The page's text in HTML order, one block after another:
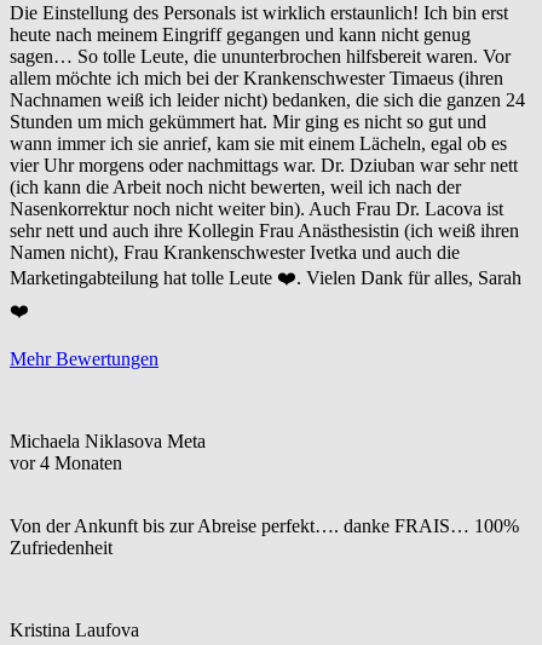
Die Einstellung des Personals ist wirklich erstaunlich! Ich bin erst
heute nach meinem Eingriff gegangen und kann nicht genug
sagen… So tolle Leute, die ununterbrochen hilfsbereit waren. Vor
allem möchte ich mich bei der Krankenschwester Timaeus (ihren
Nachnamen weiß ich leider nicht) bedanken, die sich die ganzen 24
Stunden um mich gekümmert hat. Mir ging es nicht so gut und
wann immer ich sie anrief, kam sie mit einem Lächeln, egal ob es
vier Uhr morgens oder nachmittags war. Dr. Dziuban war sehr nett
(ich kann die Arbeit noch nicht bewerten, weil ich nach der
Nasenkorrektur noch nicht weiter bin). Auch Frau Dr. Lacova ist
sehr nett und auch ihre Kollegin Frau Anästhesistin (ich weiß ihren
Namen nicht), Frau Krankenschwester Ivetka und auch die
Marketingabteilung hat tolle Leute ❤️. Vielen Dank für alles, Sarah
❤️
Mehr Bewertungen
Michaela Niklasova Meta
vor 4 Monaten
Von der Ankunft bis zur Abreise perfekt…. danke FRAIS… 100%
Zufriedenheit
Kristina Laufova